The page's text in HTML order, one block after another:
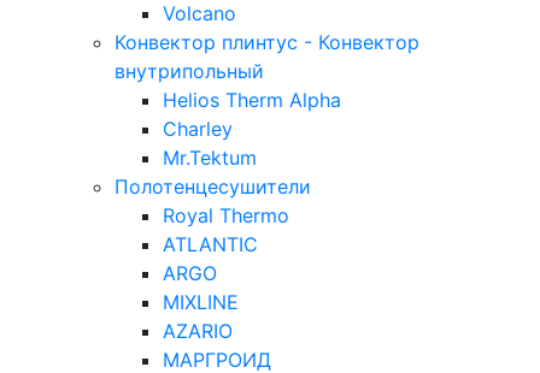
Volcano
Конвектор плинтус - Конвектор
внутрипольный
Helios Therm Alpha
Charley
Mr.Tektum
Полотенцесушители
Royal Thermo
ATLANTIC
ARGO
MIXLINE
AZARIO
МАРГРОИД